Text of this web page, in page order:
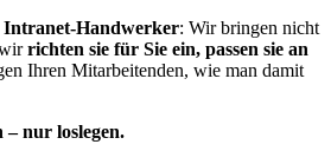
Handwerker: Wir bringen nicht
richten sie für Sie ein, passen sie an
Ihren Mitarbeitenden, wie man damit
– nur loslegen.